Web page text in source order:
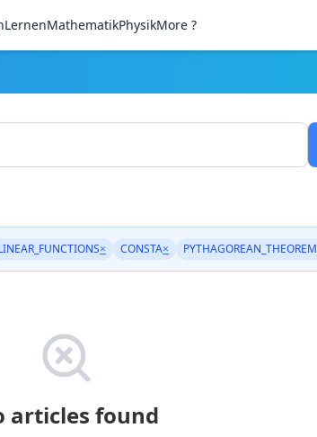
MathematikPhysikMore ?
× CONSTA× PYTHAGOREAN_THEOREM
articles found